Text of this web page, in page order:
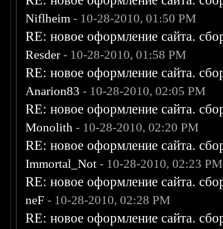
Niflheim - 10-28-2010, 01:50 PM
RE: новое оформление сайта.
Resder- 10-28-2010, 01:58 PM
RE: новое оформление сайта.
Anarion83 - 10-28-2010, 02:05 PM
RE: новое оформление сайта.
Monolith - 10-28-2010, 02:20 PM
RE: новое оформление сайта.
Immortal_Not - 10-28-2010, 02:23 PM
RE: новое оформление сайта.
neF - 10-28-2010, 02:28 PM
RE: новое оформление сайта.